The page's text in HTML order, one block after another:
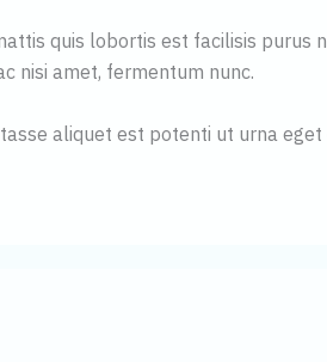
quis lobortis est facilisis purus
nisi amet, fermentum nunc.
aliquet est potenti ut urna